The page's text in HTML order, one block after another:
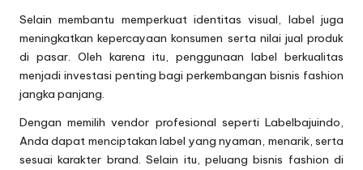
Selain membantu memperkuat identitas visual, label juga
meningkatkan kepercayaan konsumen serta nilai jual produk
di pasar. Oleh karena itu, penggunaan label berkualitas
menjadi investasi penting bagi perkembangan bisnis fashion
jangka panjang.
Dengan memilih vendor profesional seperti Labelbajuindo,
Anda dapat menciptakan label yang nyaman, menarik, serta
sesuai karakter brand. Selain itu, peluang bisnis fashion di